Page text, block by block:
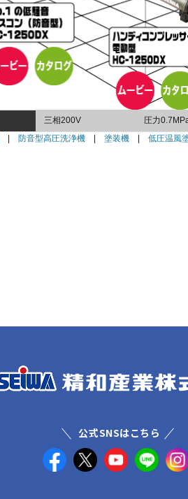
三相200V 圧力
| 防音型高圧洗浄機 | 塗装機 | 低圧温風
公式SNSはこちら